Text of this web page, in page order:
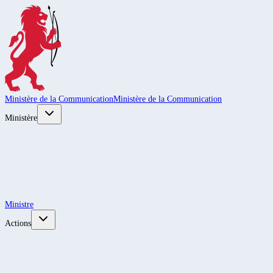
Ministère de la CommunicationMinistère de la Communication
Ministère
Ministre
Actions